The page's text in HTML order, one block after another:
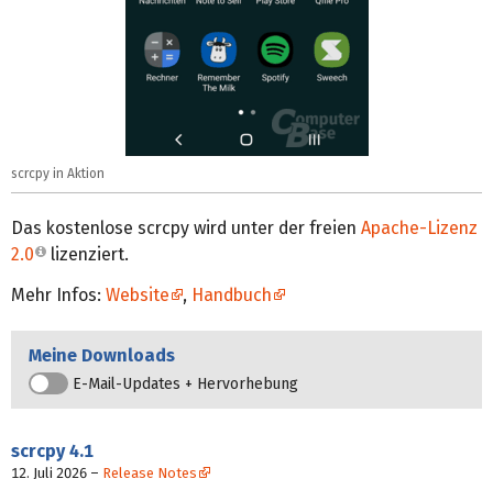
scrcpy in Aktion
Das kostenlose scrcpy wird unter der freien Apache-Lizenz
2.0
lizenziert.
Mehr Infos: Website , Handbuch
Meine Downloads
E-Mail-Updates + Hervorhebung
scrcpy4.1
12. Juli 2026 – Release Notes